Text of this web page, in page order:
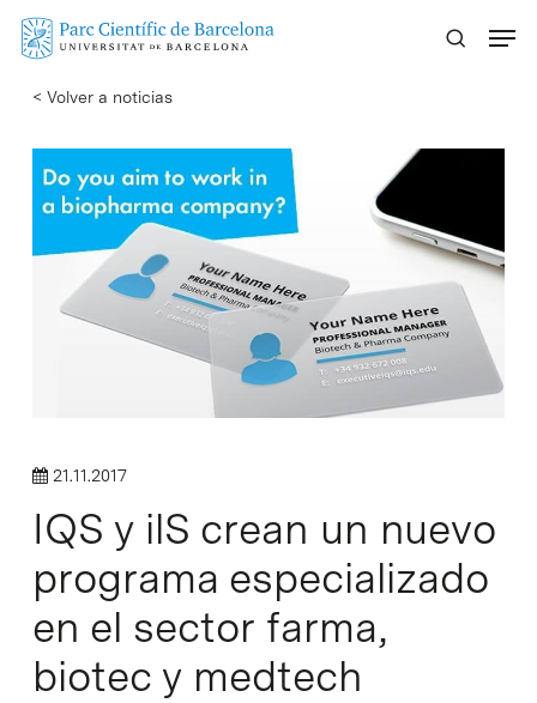
Skip
content
< Volver a noticias
21.11.2017
IQS y ilS crean un nuevo
programa especializado
en el sector farma,
biotec y medtech